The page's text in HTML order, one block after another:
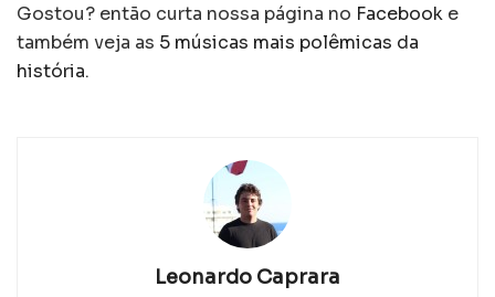
Gostou? então curta nossa página no Facebook e
também veja as 5 músicas mais polêmicas da
história.
Leonardo Caprara